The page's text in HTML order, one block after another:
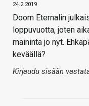
24.2.2019
Doom Eternalin
loppuvuotta, joten
maininta jo nyt.
keväällä?
Kirjaudu sisään